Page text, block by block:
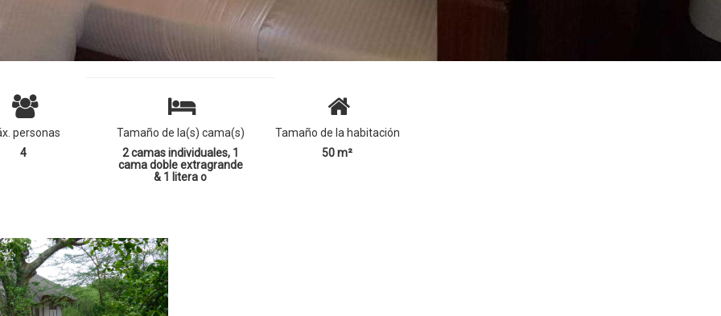
personas
4
Tamaño de la(s) cama(s)
2 camas individuales, 1
cama doble extragrande
& 1 litera o
Tamaño de la habitación
50 m²